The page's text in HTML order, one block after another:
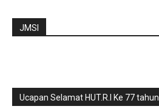
JMSI
Ucapan Selamat HUT.R.I Ke 77 tahun